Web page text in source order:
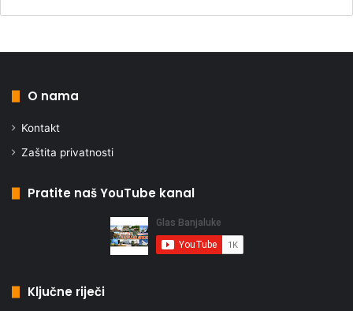
O nama
Kontakt
Zaštita privatnosti
Pratite naš YouTube kanal
Ključne riječi